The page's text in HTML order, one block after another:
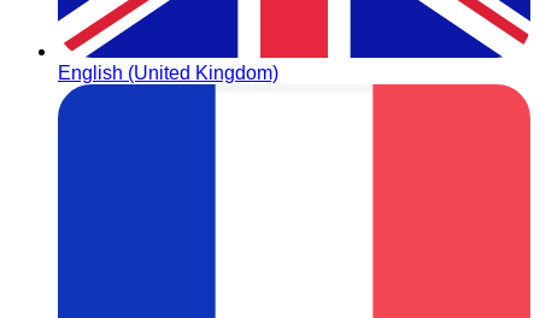
English (United Kingdom)